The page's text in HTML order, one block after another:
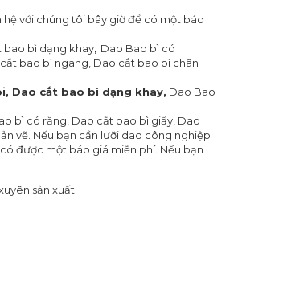
với chúng tôi bây giờ để có một báo
bao bì dạng khay, Dao Bao bì có
bao bì ngang, Dao cắt bao bì chân
Dao cắt bao bì dạng khay, Dao Bao
bì có răng, Dao cắt bao bì giấy, Dao
vẽ. Nếu bạn cần lưỡi dao công nghiệp
được một báo giá miễn phí. Nếu bạn
sản xuất.